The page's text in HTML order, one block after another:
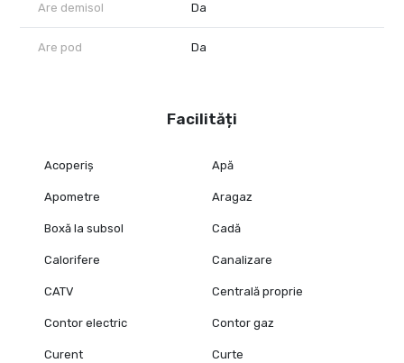
Are demisol Da
Are pod Da
Facilități
Acoperiș Apă
Apometre Aragaz
Boxă la subsol Cadă
Calorifere Canalizare
CATV Centrală proprie
Contor electric Contor gaz
Curent Curte